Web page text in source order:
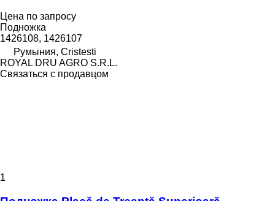
Цена по запросу
Подножка
1426108, 1426107
Румыния, Cristesti
ROYAL DRU AGRO S.R.L.
Связаться с продавцом
1